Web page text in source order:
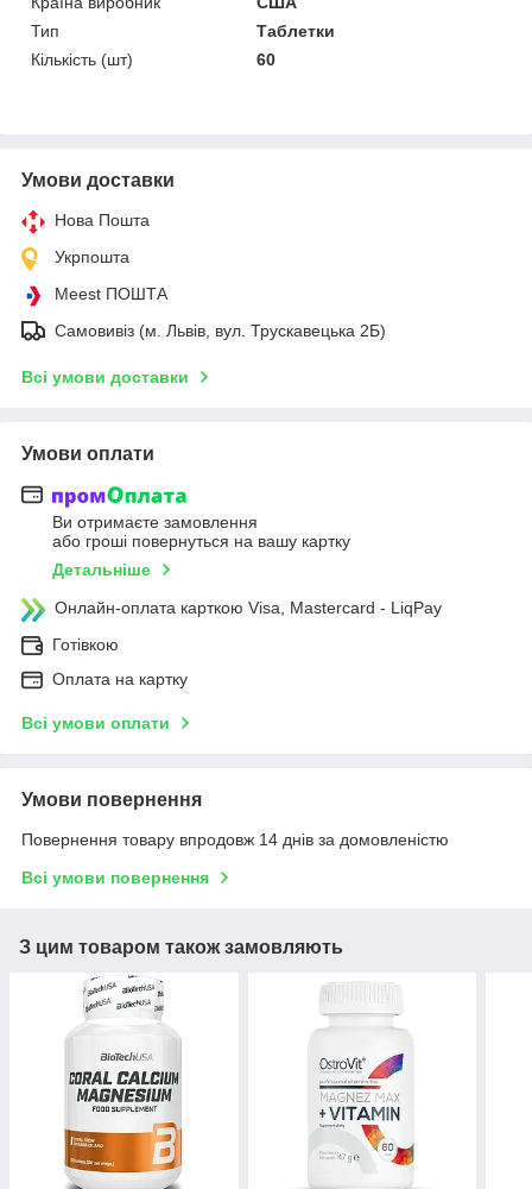
Тип
Таблетки
Кількість (шт)
60
Умови доставки
Нова Пошта
Укрпошта
Meest ПОШТА
Самовивіз (м. Львів, вул. Трускавецька 2Б)
Всі умови доставки
Умови оплати
Ви отримаєте замовлення
або гроші повернуться на вашу картку
Детальніше
Онлайн-оплата карткою Visa, Mastercard - LiqPay
Готівкою
Оплата на картку
Всі умови оплати
Умови повернення
Повернення товару впродовж 14 днів за домовленістю
Всі умови повернення
З цим товаром також замовляють